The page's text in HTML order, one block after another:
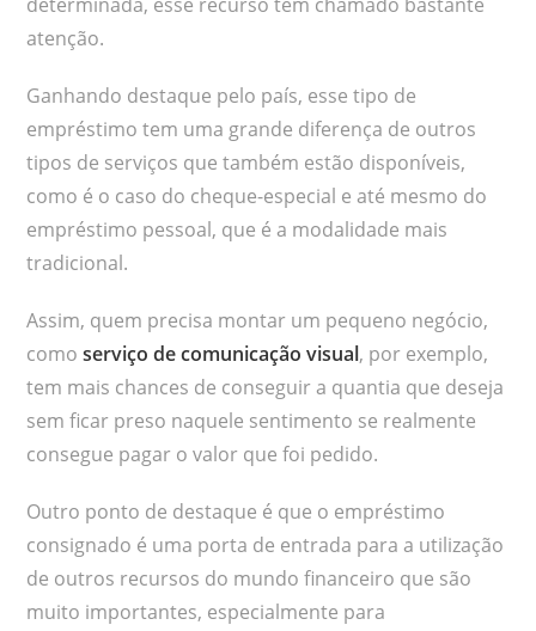
atenção.
Ganhando destaque pelo país, esse tipo de
empréstimo tem uma grande diferença de outros
tipos de serviços que também estão disponíveis,
como é o caso do cheque-especial e até mesmo do
empréstimo pessoal, que é a modalidade mais
tradicional.
Assim, quem precisa montar um pequeno negócio,
comoserviço de comunicação visual, por exemplo,
tem mais chances de conseguir a quantia que deseja
sem ficar preso naquele sentimento se realmente
consegue pagar o valor que foi pedido.
Outro ponto de destaque é que o empréstimo
consignado é uma porta de entrada para a utilização
de outros recursos do mundo financeiro que são
muito importantes, especialmente para